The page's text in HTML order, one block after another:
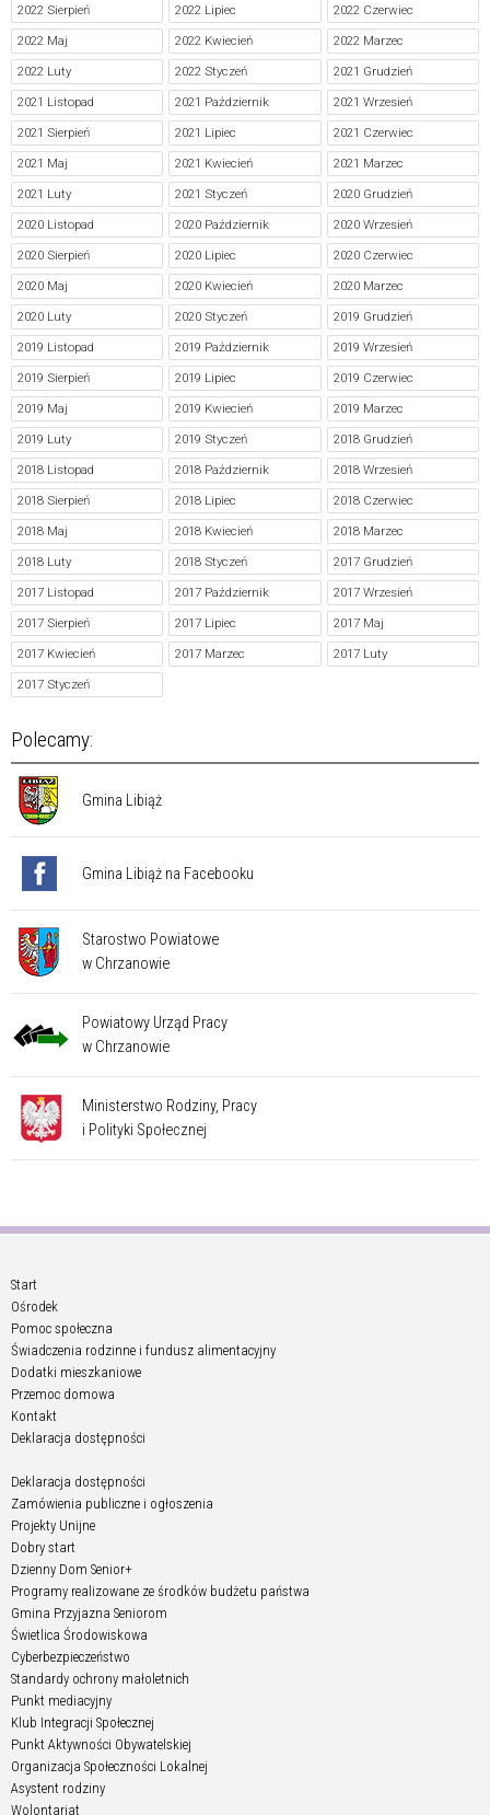
2022 Sierpień
2022 Lipiec
2022 Czerwiec
2022 Maj
2022 Kwiecień
2022 Marzec
2022 Luty
2022 Styczeń
2021 Grudzień
2021 Listopad
2021 Październik
2021 Wrzesień
2021 Sierpień
2021 Lipiec
2021 Czerwiec
2021 Maj
2021 Kwiecień
2021 Marzec
2021 Luty
2021 Styczeń
2020 Grudzień
2020 Listopad
2020 Październik
2020 Wrzesień
2020 Sierpień
2020 Lipiec
2020 Czerwiec
2020 Maj
2020 Kwiecień
2020 Marzec
2020 Luty
2020 Styczeń
2019 Grudzień
2019 Listopad
2019 Październik
2019 Wrzesień
2019 Sierpień
2019 Lipiec
2019 Czerwiec
2019 Maj
2019 Kwiecień
2019 Marzec
2019 Luty
2019 Styczeń
2018 Grudzień
2018 Listopad
2018 Październik
2018 Wrzesień
2018 Sierpień
2018 Lipiec
2018 Czerwiec
2018 Maj
2018 Kwiecień
2018 Marzec
2018 Luty
2018 Styczeń
2017 Grudzień
2017 Listopad
2017 Październik
2017 Wrzesień
2017 Sierpień
2017 Lipiec
2017 Maj
2017 Kwiecień
2017 Marzec
2017 Luty
2017 Styczeń
Polecamy:
Gmina Libiąż
Gmina Libiąż na Facebooku
Starostwo Powiatowe
w Chrzanowie
Powiatowy Urząd Pracy
w Chrzanowie
Ministerstwo Rodziny, Pracy
i Polityki Społecznej
Start
Ośrodek
Pomoc społeczna
Świadczenia rodzinne i fundusz alimentacyjny
Dodatki mieszkaniowe
Przemoc domowa
Kontakt
Deklaracja dostępności
Deklaracja dostępności
Zamówienia publiczne i ogłoszenia
Projekty Unijne
Dobry start
Dzienny Dom Senior+
Programy realizowane ze środków budżetu państwa
Gmina Przyjazna Seniorom
Świetlica Środowiskowa
Cyberbezpieczeństwo
Standardy ochrony małoletnich
Punkt mediacyjny
Klub Integracji Społecznej
Punkt Aktywności Obywatelskiej
Organizacja Społeczności Lokalnej
Asystent rodziny
Wolontariat